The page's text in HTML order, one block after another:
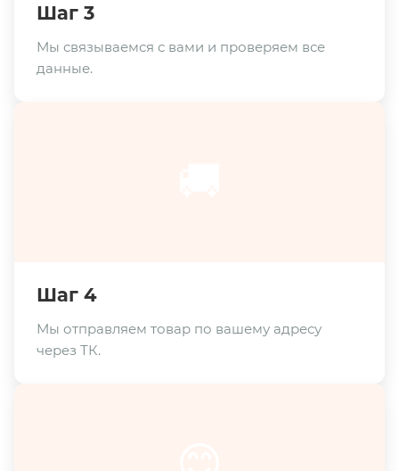
Шаг 3
Мы связываемся с вами и проверяем все
данные.
Шаг 4
Мы отправляем товар по вашему адресу
через ТК.